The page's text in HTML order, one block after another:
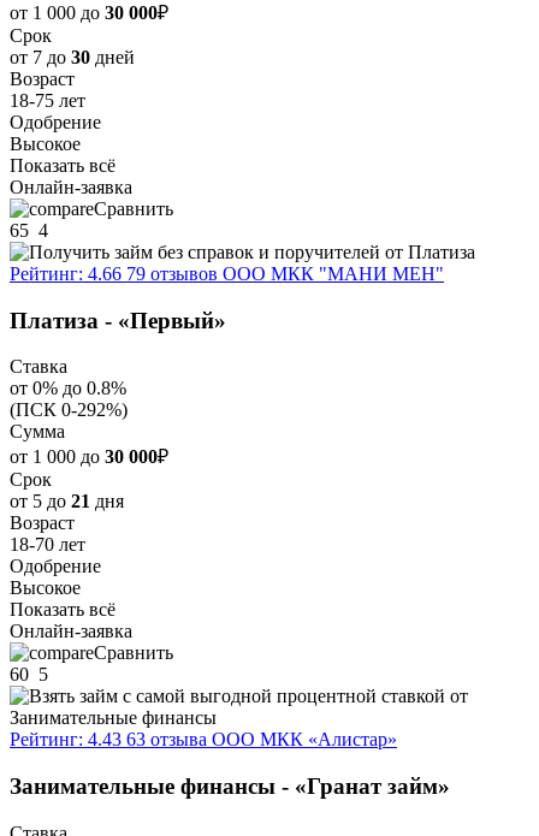
от 1 000 до 30 000₽
Срок
от 7 до 30 дней
Возраст
18-75 лет
Одобрение
Высокое
Показать всё
Онлайн-заявка
Сравнить
65 4
Рейтинг: 4.66 79 отзывов ООО МКК "МАНИ МЕН"
Платиза - «Первый»
Ставка
от 0% до 0.8%
(ПСК 0-292%)
Сумма
от 1 000 до 30 000₽
Срок
от 5 до 21 дня
Возраст
18-70 лет
Одобрение
Высокое
Показать всё
Онлайн-заявка
Сравнить
60 5
Рейтинг: 4.43 63 отзыва ООО МКК «Алистар»
Занимательные финансы - «Гранат займ»